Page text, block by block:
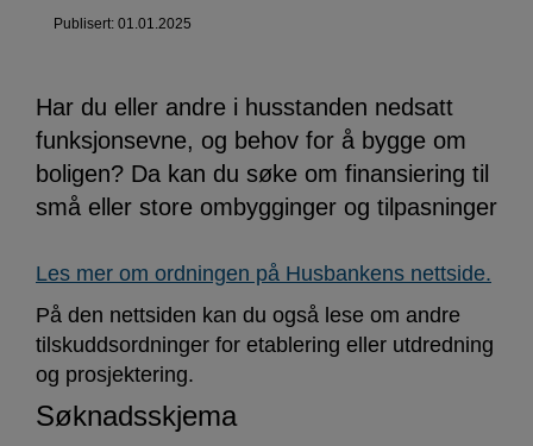
Publisert: 01.01.2025
Har du eller andre i husstanden nedsatt
funksjonsevne, og behov for å bygge om
boligen? Da kan du søke om finansiering til
små eller store ombygginger og tilpasninger
Les mer om ordningen på Husbankens nettside.
På den nettsiden kan du også lese om andre
tilskuddsordninger for etablering eller utdredning
og prosjektering.
Søknadsskjema